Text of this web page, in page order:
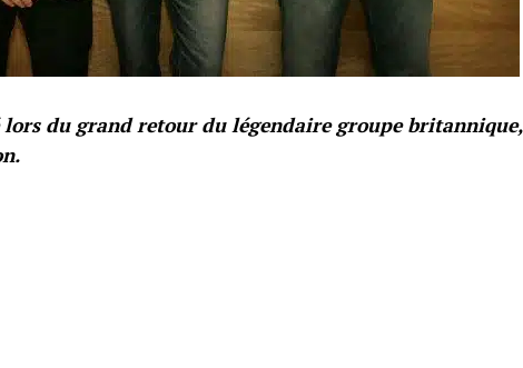
du grand retour du légendaire groupe britannique,